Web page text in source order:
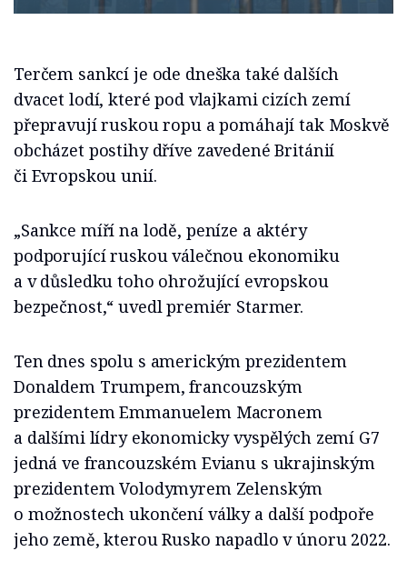
Terčem sankcí je ode dneška také dalších
dvacet lodí, které pod vlajkami cizích zemí
přepravují ruskou ropu a pomáhají tak Moskvě
obcházet postihy dříve zavedené Británií
či Evropskou unií.
„Sankce míří na lodě, peníze a aktéry
podporující ruskou válečnou ekonomiku
a v důsledku toho ohrožující evropskou
bezpečnost,“ uvedl premiér Starmer.
Ten dnes spolu s americkým prezidentem
Donaldem Trumpem, francouzským
prezidentem Emmanuelem Macronem
a dalšími lídry ekonomicky vyspělých zemí G7
jedná ve francouzském Evianu s ukrajinským
prezidentem Volodymyrem Zelenským
o možnostech ukončení války a další podpoře
jeho země, kterou Rusko napadlo v únoru 2022.